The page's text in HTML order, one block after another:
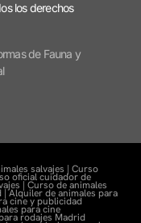
los derechos
de Fauna y
salvajes | Curso
oficial cuidador de
| Curso de animales
|Alquiler de animales para
cine y publicidad
para cine
rodajes Madrid